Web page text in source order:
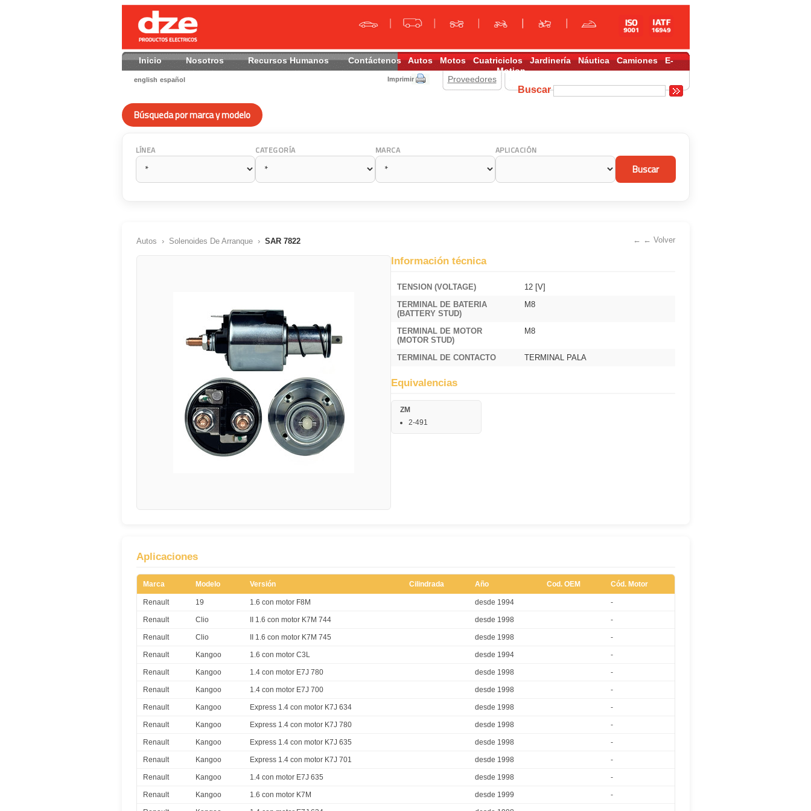
Inicio Nosotros Recursos Humanos Contáctenos Autos Motos Cuatriciclos Jardinería Náutica Camiones
E-
Motion
english español Imprimir Proveedores
Buscar
Búsqueda por marca y modelo
LÍNEA CATEGORÍA MARCA APLICACIÓN
Autos › Solenoides De Arranque› SAR 7822 ← ← Volver
Información técnica
TENSION (VOLTAGE)
12 [V]
TERMINAL DE BATERIA
(BATTERY STUD)
M8
TERMINAL DE MOTOR
(MOTOR STUD)
M8
TERMINAL DE CONTACTO TERMINAL PALA
Equivalencias
ZM
2-491
Aplicaciones
Marca Modelo Versión Cilindrada Año Cod. OEM Cód. Motor
Renault 19 1.6 con motor F8M desde 1994 -
Renault Clio II 1.6 con motor K7M 744 desde 1998 -
Renault Clio II 1.6 con motor K7M 745 desde 1998 -
Renault Kangoo 1.6 con motor C3L desde 1994 -
Renault Kangoo 1.4 con motor E7J 780 desde 1998 -
Renault Kangoo 1.4 con motor E7J 700 desde 1998 -
Renault Kangoo Express 1.4 con motor K7J 634 desde 1998 -
Renault Kangoo Express 1.4 con motor K7J 780 desde 1998 -
Renault Kangoo Express 1.4 con motor K7J 635 desde 1998 -
Renault Kangoo Express 1.4 con motor K7J 701 desde 1998 -
Renault Kangoo 1.4 con motor E7J 635 desde 1998 -
Renault Kangoo 1.6 con motor K7M desde 1999 -